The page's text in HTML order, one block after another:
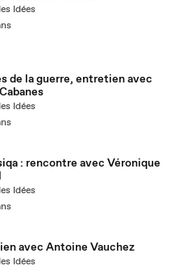
Idées
de la guerre, entretien avec
Idées
: rencontre avec Véronique
Idées
avec Antoine Vauchez
Idées